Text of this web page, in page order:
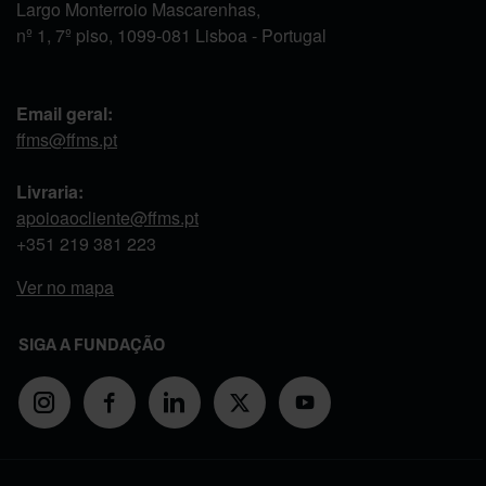
Largo Monterroio Mascarenhas,
nº 1, 7º piso, 1099-081 Lisboa - Portugal
Email geral:
ffms@ffms.pt
Livraria:
apoioaocliente@ffms.pt
+351 219 381 223
Ver no mapa
SIGA A FUNDAÇÃO